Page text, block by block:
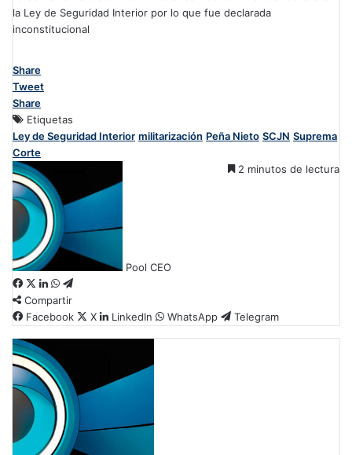
la Ley de Seguridad Interior por lo que fue declarada
inconstitucional
Share
Tweet
Share
Etiquetas
Ley de Seguridad Interior militarización Peña Nieto SCJN Suprema
Corte
Pool CEO
2 minutos de lectura
F
a
c
b
o
o
k
X L
i
n
d
I
n
W
h
a
A
p
p
l
a
m
Compartir
Facebook
X LinkedIn WhatsApp Telegram